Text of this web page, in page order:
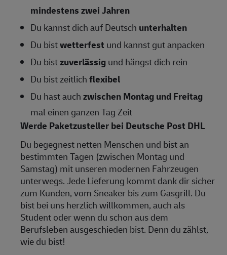
mindestenszwei Jahren
Du kannst dich auf Deutsch unterhalten
Du bistwetterfest und kannst gut anpacken
Du bistzuverlässigund hängst dich rein
Du bist zeitlichflexibel
Du hast auchzwischen Montag und Freitag
mal einen ganzen Tag Zeit
Werde Paketzusteller bei Deutsche Post DHL
Du begegnest netten Menschen und bist an
bestimmten Tagen (zwischen Montag und
Samstag) mit unseren modernen Fahrzeugen
unterwegs. Jede Lieferung kommt dank dir sicher
zum Kunden, vom Sneaker bis zum Gasgrill. Du
bist bei uns herzlich willkommen, auch als
Student oder wenn du schon aus dem
Berufsleben ausgeschieden bist. Denn du zählst,
wie du bist!